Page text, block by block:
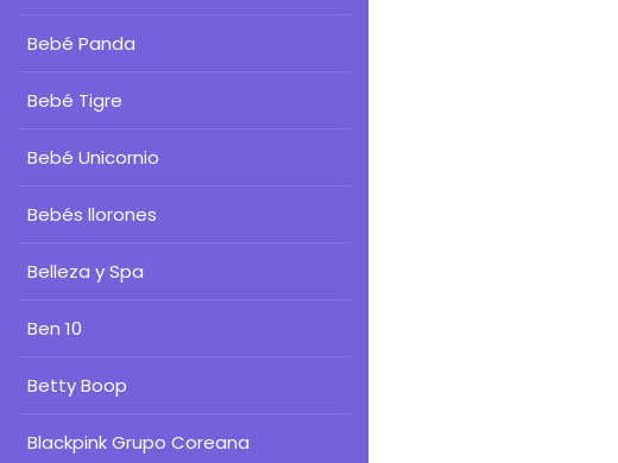
Bebé Panda
Bebé Tigre
Bebé Unicornio
Bebés llorones
Belleza y Spa
Ben 10
Betty Boop
Blackpink Grupo Coreana